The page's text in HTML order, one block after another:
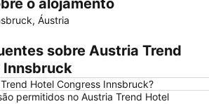
Alpenhof
da noi
o alojamento
Áustria
sobre Austria Trend
Innsbruck
Hotel Congress Innsbruck?
permitidos no Austria Trend Hotel